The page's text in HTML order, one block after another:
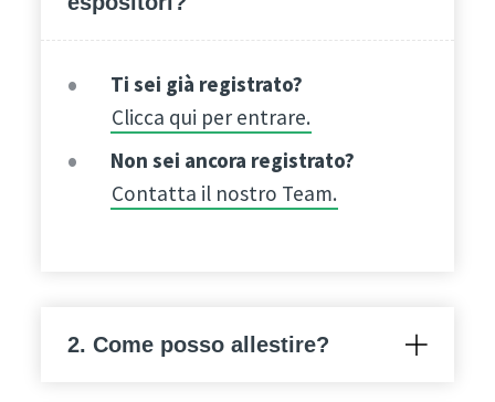
Ti sei già registrato?
Clicca qui per entrare.
Non sei ancora registrato?
Contatta il nostro Team.
2. Come posso allestire?